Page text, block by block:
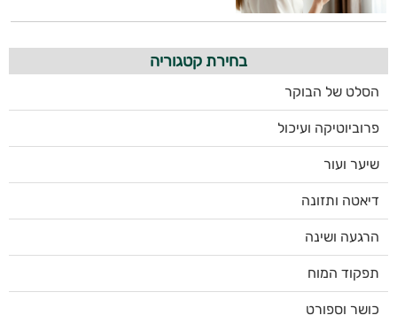
בחירת קטגוריה
הסלט של הבוקר
פרוביוטיקה ועיכול
שיער ועור
דיאטה ותזונה
הרגעה ושינה
תפקוד המוח
כושר וספורט